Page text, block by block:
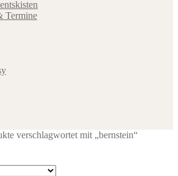
Termine
verschlagwortet mit „bernstein“